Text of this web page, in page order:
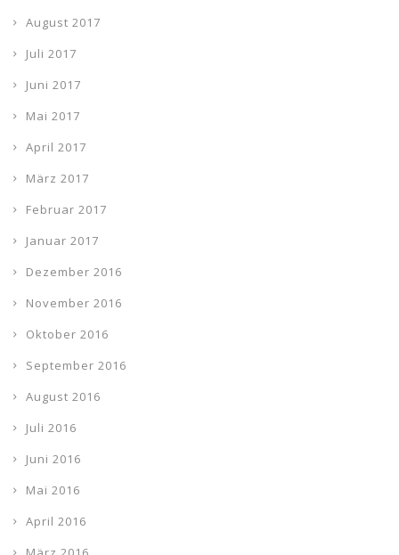
August 2017
Juli 2017
Juni 2017
Mai 2017
April 2017
März 2017
Februar 2017
Januar 2017
Dezember 2016
November 2016
Oktober 2016
September 2016
August 2016
Juli 2016
Juni 2016
Mai 2016
April 2016